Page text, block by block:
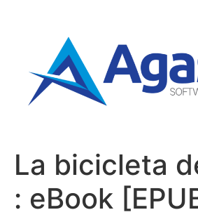
La bicicleta
: eBook